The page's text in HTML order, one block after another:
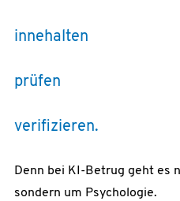
innehalten
prüfen
verifizieren.
Denn bei KI-Betrug geht es
sondern um Psychologie.